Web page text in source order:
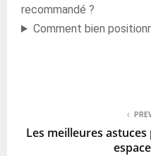
recommandé ?
Comment bien
Les meilleures